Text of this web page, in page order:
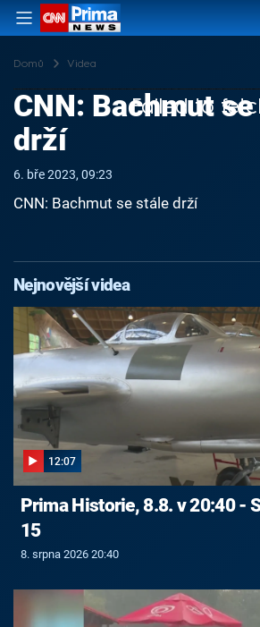
Domů Videa
Failed to
CNN: Bachmut
drží
6. bře 2023, 09:23
CNN: Bachmut se stále drží
Nejnovější videa
12:07
Prima Historie, 8.8. v 20:40 -
15
8. srpna 2026 20:40